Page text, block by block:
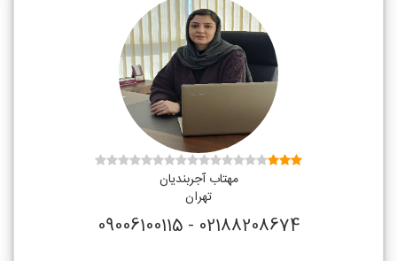
مهتاب آجربندیان
تهران
02188208674 - 09006100115